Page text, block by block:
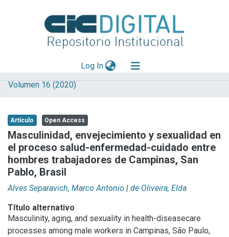
Log In(current)
Explorar
Aportar material
Statistics
Volumen 16 (2020)
Artículo Open Access
Masculinidad, envejecimiento y sexualidad en
el proceso salud-enfermedad-cuidado entre
hombres trabajadores de Campinas, San
Pablo, Brasil
Alves Separavich, Marco Antonio | de Oliveira, Elda
Título alternativo
Masculinity, aging, and sexuality in health-diseasecare
processes among male workers in Campinas, São Paulo,